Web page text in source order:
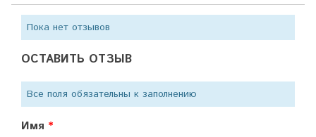
Пока нет отзывов
ОСТАВИТЬ ОТЗЫВ
Все поля обязательны к заполнению
Имя